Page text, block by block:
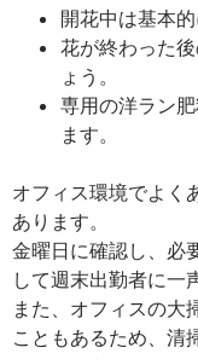
開花中は基本的
花が終わった
ょう。
専用の洋ラン
ます。
オフィス環境でよく
あります。
金曜日に確認し、必
して週末出勤者に一
また、オフィスの大
こともあるため、清